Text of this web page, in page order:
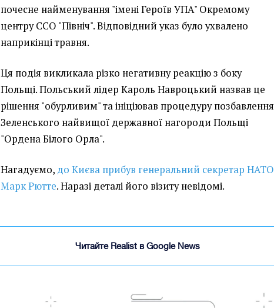
почесне найменування "імені Героїв УПА" Окремому
центру ССО "Північ". Відповідний указ було ухвалено
наприкінці травня.
Ця подія викликала різко негативну реакцію з боку
Польщі. Польський лідер Кароль Навроцький назвав це
рішення "обурливим" та ініціював процедуру позбавлення
Зеленського найвищої державної нагороди Польщі
"Ордена Білого Орла".
Нагадуємо, до Києва прибув генеральний секретар НАТО
Марк Рютте. Наразі деталі його візиту невідомі.
Читайте Realist в Google News